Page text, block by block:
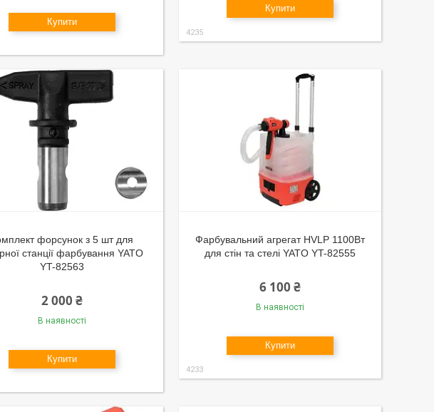
Купити
Купити
4235
форсунок з 5 шт для
станції фарбування YATO
YT-82563
2 000 ₴
В наявності
Купити
Фарбувальний агрегат HVLP 1100Вт
для стін та стелі YATO YT-82555
6 100 ₴
В наявності
Купити
4233